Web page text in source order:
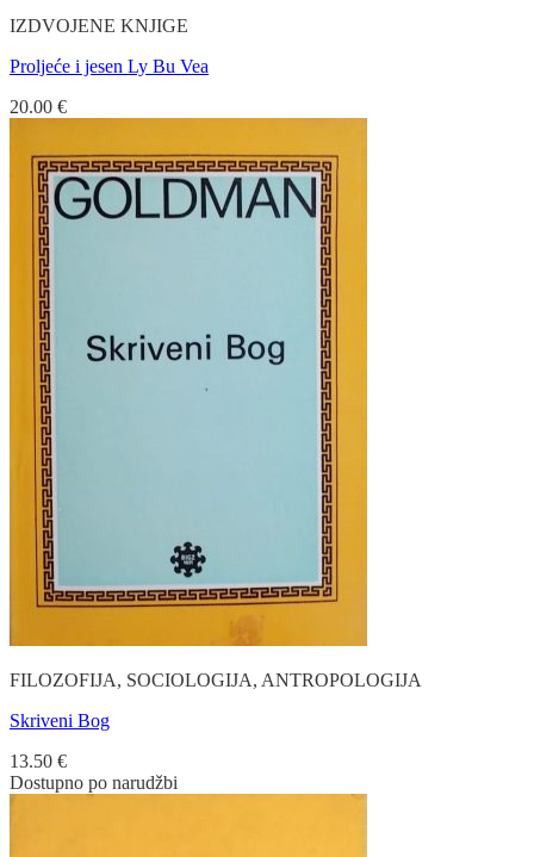
IZDVOJENE KNJIGE
Proljeće i jesen Ly Bu Vea
20.00 €
FILOZOFIJA, SOCIOLOGIJA, ANTROPOLOGIJA
Skriveni Bog
13.50 €
Dostupno po narudžbi